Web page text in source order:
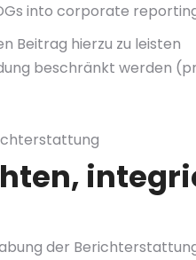
into corporate
Beitrag hierzu zu leisten
beschränkt werden
der